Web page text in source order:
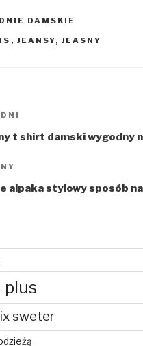
DAMSKIE
, JEANSY, JEASNY
t shirt damski wygodny
alpaka stylowy sposób
plus
sweter